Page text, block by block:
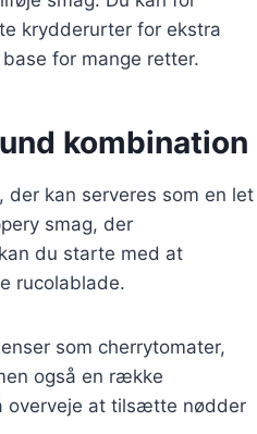
krydderurter for ekstra
for mange retter.
kombination
kan serveres som en let
smag, der
du starte med at
rucolablade.
som cherrytomater,
også en række
overveje at tilsætte nødder